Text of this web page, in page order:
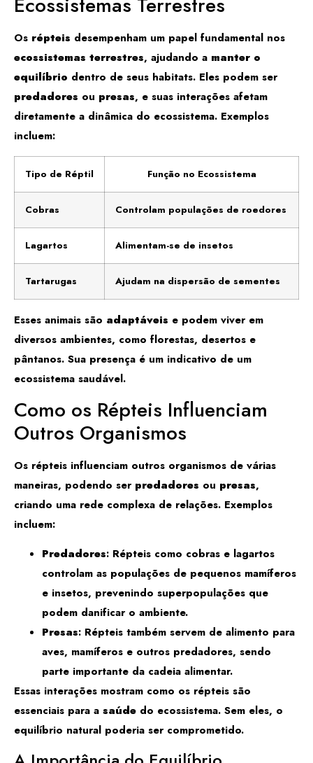
Os répteis desempenham um papel fundamental nos
ecossistemas terrestres, ajudando a manter o
equilíbrio dentro de seus habitats. Eles podem ser
predadores ou presas, e suas interações afetam
diretamente a dinâmica do ecossistema. Exemplos
incluem:
Tipo de Réptil Função no Ecossistema
Cobras Controlam populações de roedores
Lagartos Alimentam-se de insetos
Tartarugas Ajudam na dispersão de sementes
Esses animais são adaptáveis e podem viver em
diversos ambientes, como florestas, desertos e
pântanos. Sua presença é um indicativo de um
ecossistema saudável.
Como os Répteis Influenciam
Outros Organismos
Os répteis influenciam outros organismos de várias
maneiras, podendo ser predadores ou presas,
criando uma rede complexa de relações. Exemplos
incluem:
Predadores: Répteis como cobras e lagartos
controlam as populações de pequenos mamíferos
e insetos, prevenindo superpopulações que
podem danificar o ambiente.
Presas: Répteis também servem de alimento para
aves, mamíferos e outros predadores, sendo
parte importante da cadeia alimentar.
Essas interações mostram como os répteis são
essenciais para a saúde do ecossistema. Sem eles, o
equilíbrio natural poderia ser comprometido.